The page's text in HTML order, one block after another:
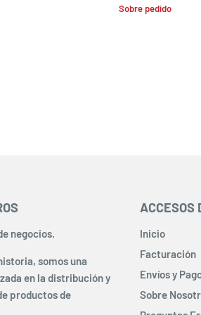
Sobre pedido
negocios.
somos una
en la distribución y
productos de
ACCESOS
Inicio
Facturación
Envíos y
Sobre